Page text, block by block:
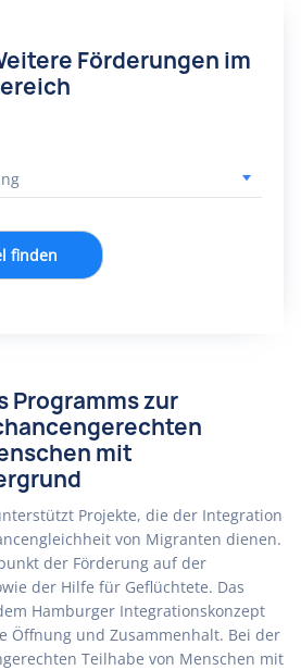
Förderungen im
finden
Programms zur
mit
Projekte, die der Integration
von Migranten dienen.
der Förderung auf der
der Hilfe für Geflüchtete. Das
Hamburger Integrationskonzept
Öffnung und Zusammenhalt. Bei der
Teilhabe von Menschen mit